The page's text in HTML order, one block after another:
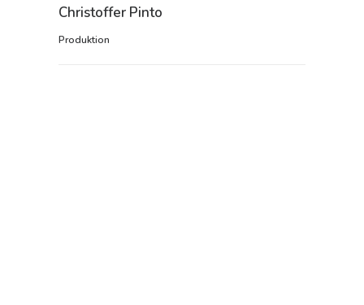
Christoffer Pinto
Produktion